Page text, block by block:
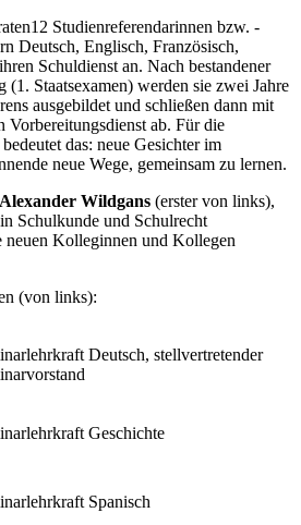
Studienreferendarinnen bzw. -
Deutsch, Englisch, Französisch,
Schuldienst an. Nach bestandener
(1. Staatsexamen) werden sie zwei Jahre
ausgebildet und schließen dann mit
Vorbereitungsdienst ab. Für die
das: neue Gesichter im
neue Wege, gemeinsam zu lernen.
Alexander Wildgans (erster von links),
Schulkunde und Schulrecht
Kolleginnen und Kollegen
(von links):
Deutsch, stellvertretender
Geschichte
Spanisch